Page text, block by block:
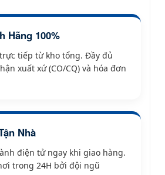
Hãng 100%
tiếp từ kho tổng. Đầy đủ
xuất xứ (CO/CQ) và hóa đơn
Nhà
điện tử ngay khi giao hàng.
trong 24H bởi đội ngũ